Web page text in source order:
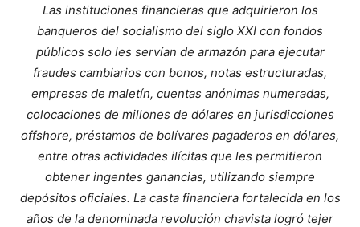
Las instituciones financieras que adquirieron los
banqueros del socialismo del siglo XXI con fondos
públicos solo les servían de armazón para ejecutar
fraudes cambiarios con bonos, notas estructuradas,
empresas de maletín, cuentas anónimas numeradas,
colocaciones de millones de dólares en jurisdicciones
offshore, préstamos de bolívares pagaderos en dólares,
entre otras actividades ilícitas que les permitieron
obtener ingentes ganancias, utilizando siempre
depósitos oficiales. La casta financiera fortalecida en los
años de la denominada revolución chavista logró tejer